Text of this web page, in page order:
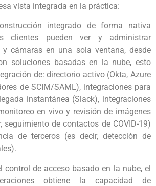
vista integrada en la práctica:
integrado de forma nativa
clientes pueden ver y administrar
y cámaras en una sola ventana, desde
soluciones basadas en la nube, esto
de: directorio activo (Okta, Azure
de SCIM/SAML), integraciones para
instantánea (Slack), integraciones
en vivo y revisión de imágenes
seguimiento de contactos de COVID-19)
de terceros (es decir, detección de
control de acceso basado en la nube, el
obtiene la capacidad de